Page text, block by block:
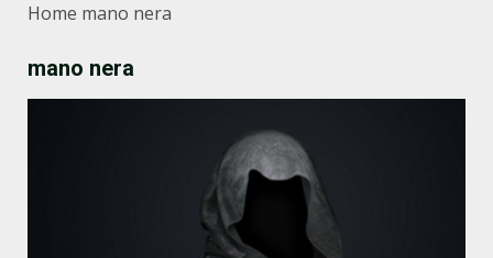
Home mano nera
mano nera